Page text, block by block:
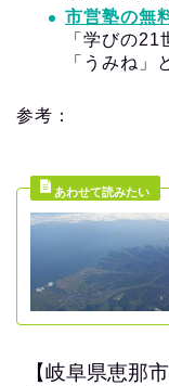
市営塾の無
「学びの
「うみね」
参考：
【岐阜県恵那